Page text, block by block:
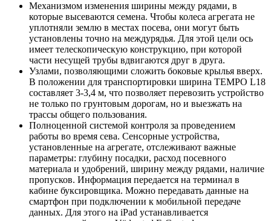
Механизмом изменения ширины между рядами, в
которые высеваются семена. Чтобы колеса агрегата не
уплотняли землю в местах посева, они могут быть
установлены точно на междурядья. Для этой цели ось
имеет телескопическую конструкцию, при которой
части несущей трубы вдвигаются друг в друга.
Узлами, позволяющими сложить боковые крылья вверх.
В положении для транспортировки ширина TEMPO L18
составляет 3-3,4 м, что позволяет перевозить устройство
не только по грунтовым дорогам, но и выезжать на
трассы общего пользования.
Полноценной системой контроля за проведением
работы во время сева. Сенсорные устройства,
установленные на агрегате, отслеживают важные
параметры: глубину посадки, расход посевного
материала и удобрений, ширину между рядами, наличие
пропусков. Информация передается на терминал в
кабине буксировщика. Можно передавать данные на
смартфон при подключении к мобильной передаче
данных. Для этого на iPad устанавливается